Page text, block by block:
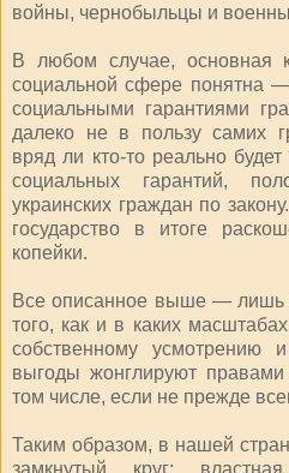
войны, чернобыльцы и
В любом случае, основная
социальной сфере понятна
социальными гарантиями
далеко не в пользу самих
вряд ли кто-то реально
социальных гарантий,
украинских граждан по
государство в итоге
копейки.
Все описанное выше — лишь
того, как и в каких
собственному усмотрению
выгоды жонглируют
том числе, если не прежде
Таким образом, в нашей
замкнутый круг: